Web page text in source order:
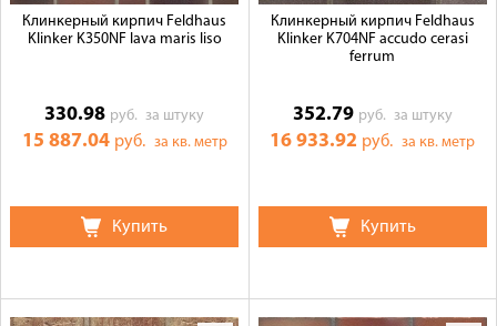
Клинкерный кирпич Feldhaus
Klinker K350NF lava maris liso
330.98 руб.за штуку
15 887.04 руб. за кв. метр
Купить
Клинкерный кирпич Feldhaus
Klinker K704NF accudo cerasi
ferrum
352.79 руб. за штуку
16 933.92 руб.за кв. метр
Купить